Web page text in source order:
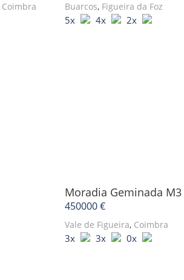
Coimbra Buarcos, Figueira da Foz
5x 4x 2x
Moradia Geminada M3
450000 €
Vale de Figueira, Coimbra
3x 3x 0x